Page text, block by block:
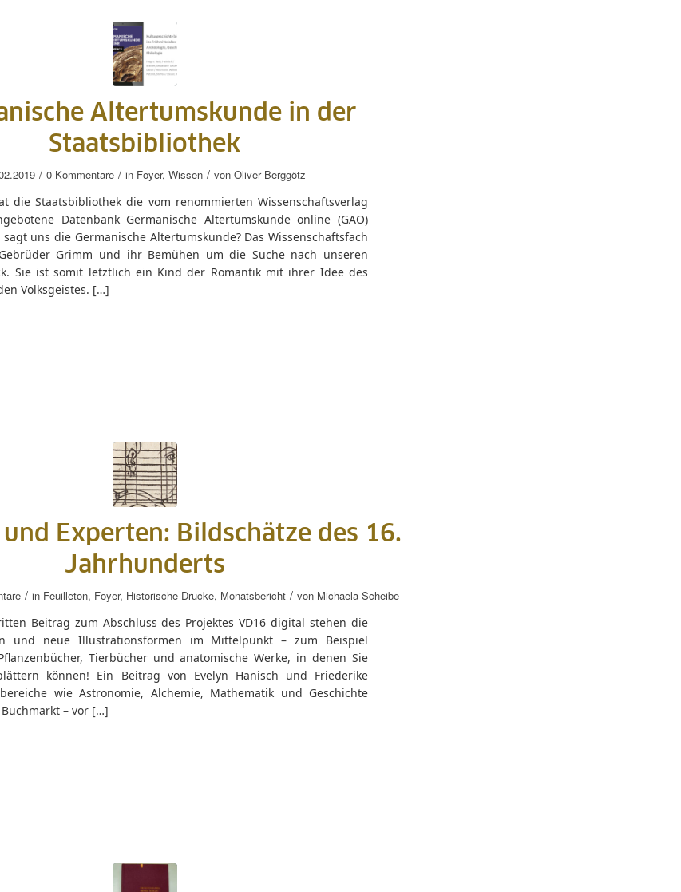
Altertumskunde in der
Staatsbibliothek
/ 0 Kommentare / in Foyer, Wissen / von Oliver Berggötz
die Staatsbibliothek die vom renommierten Wissenschaftsverlag
Datenbank Germanische Altertumskunde online (GAO)
uns die Germanische Altertumskunde? Das Wissenschaftsfach
Grimm und ihr Bemühen um die Suche nach unseren
Sie ist somit letztlich ein Kind der Romantik mit ihrer Idee des
Volksgeistes. […]
und Experten: Bildschätze des 16.
Jahrhunderts
/ in Feuilleton, Foyer, Historische Drucke, Monatsbericht / von Michaela Scheibe
Beitrag zum Abschluss des Projektes VD16 digital stehen die
und neue Illustrationsformen im Mittelpunkt – zum Beispiel
Tierbücher und anatomische Werke, in denen Sie
können! Ein Beitrag von Evelyn Hanisch und Friederike
wie Astronomie, Alchemie, Mathematik und Geschichte
– vor […]